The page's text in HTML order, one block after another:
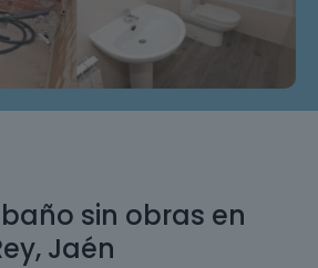
sin obras en
Jaén